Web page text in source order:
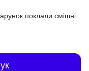
поклали смішні